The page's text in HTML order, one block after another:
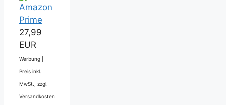
27,99
EUR
Werbung |
Preis inkl.
MwSt., zzgl.
Versandkosten